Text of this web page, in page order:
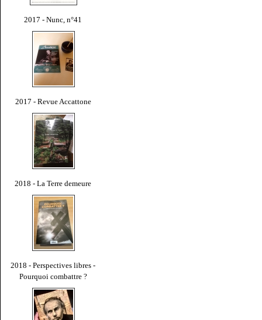
2017 - Nunc, n°41
2017 - Revue Accattone
2018 - La Terre demeure
2018 - Perspectives libres -
Pourquoi combattre ?